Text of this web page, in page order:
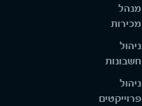
מנהל
מכירות
ניהול
חשבונות
ניהול
פרוייקטים